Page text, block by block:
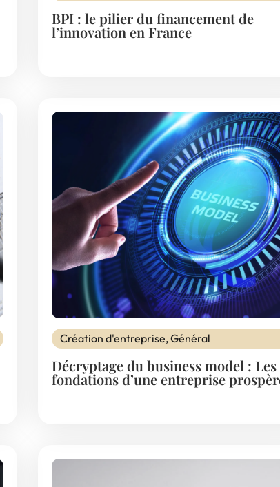
BPI : le pilier du financement de
l’innovation en France
Création d'entreprise,Général
Décryptage du business model : Les
fondations d’une entreprise